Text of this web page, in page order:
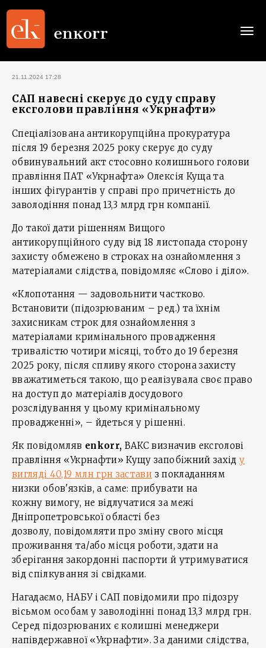
21.11.2024 17:28
САП навесні скерує до суду справу
ексголови правління «Укрнафти»
Спеціалізована антикорупційна прокуратура
після 19 березня 2025 року скерує до суду
обвинувальний акт стосовно колишнього голови
правління ПАТ «Укрнафта» Олексія Куща та
інших фігурантів у справі про причетність до
заволодіння понад 13,3 млрд грн компанії.
До такої дати рішенням Вищого
антикорупційного суду від 18 листопада сторону
захисту обмежено в строках на ознайомлення з
матеріалами слідства, повідомляє «Слово і діло».
«Клопотання — задовольнити частково.
Встановити (підозрюваним – ред.) та їхнім
захисникам строк для ознайомлення з
матеріалами кримінального провадження
тривалістю чотири місяці, тобто до 19 березня
2025 року, після спливу якого сторона захисту
вважатиметься такою, що реалізувала своє право
на доступ до матеріалів досудового
розслідування у цьому кримінальному
провадженні», – йдеться у рішенні.
Як повідомляв enkorr, ВАКС визначив ексголові
правління «Укрнафти» Кущу запобіжний західу
вигляді 40,19 млн грн застави з покладанням
низки обов'язків, а саме: прибувати на
кожну вимогу, не відлучатися за межі
Дніпропетровської області без
дозволу, повідомляти про зміну свого місця
проживання та/або місця роботи, здати на
зберігання закордонні паспорти й утримуватися
від спілкування зі свідками.
Нагадаємо, НАБУ і САП повідомили про підозру
вісьмом особам у заволодінні понад 13,3 млрд грн.
Серед підозрюваних є колишні менеджери
напівдержавної «Укрнафти». За даними слідства,